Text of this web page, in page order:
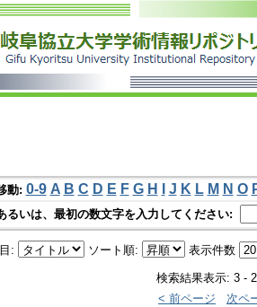
動: 0-9 A B C D E F G H J K L M N O
るいは、最初の数文字を入力してください:
: ソート順: 表示件数
検索結果表示: 3 -
< 前ページ
次ペ